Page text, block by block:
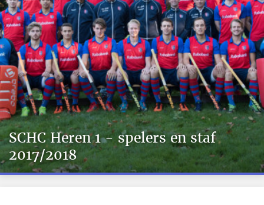
SCHC Heren 1 - spelers en staf
2017/2018